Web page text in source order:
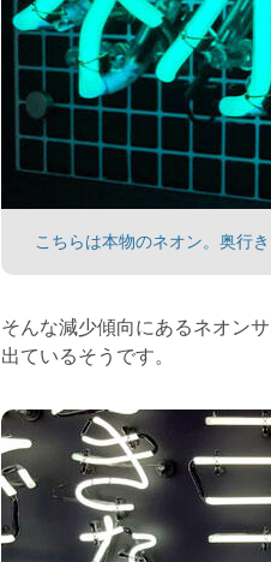
こちらは本物のネオン。奥行
そんな減少傾向にあるネオン
出ているそうです。